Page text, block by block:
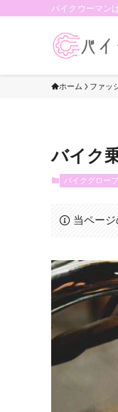
バイクウーマン
ホーム ファッ
バイク
バイクグローブ
当ペー